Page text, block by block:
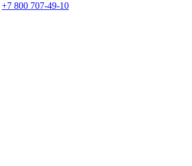
+7 800 707-49-10